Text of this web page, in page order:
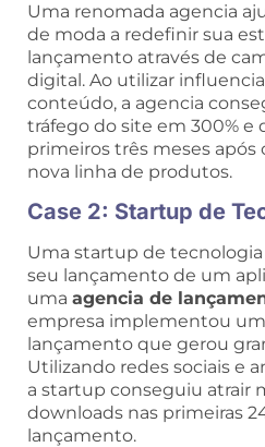
Uma renomada agencia
de moda a redefinir sua
lançamento através de
digital. Ao utilizar
conteúdo, a agencia
tráfego do site em 300% e
primeiros três meses
nova linha de produtos.
Case 2: Startup de
Uma startup de
seu lançamento de um
uma agencia de
empresa implementou
lançamento que gerou
Utilizando redes sociais e
a startup conseguiu atrair
downloads nas primeiras
lançamento.